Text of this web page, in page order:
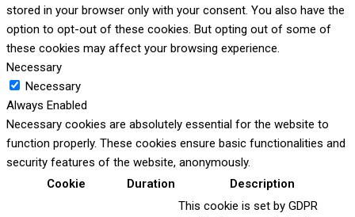
stored in your browser only with your consent. You also have the
option to opt-out of these cookies. But opting out of some of
these cookies may affect your browsing experience.
Necessary
Necessary
Always Enabled
Necessary cookies are absolutely essential for the website to
function properly. These cookies ensure basic functionalities and
security features of the website, anonymously.
Cookie
Duration Description
This cookie is set by GDPR